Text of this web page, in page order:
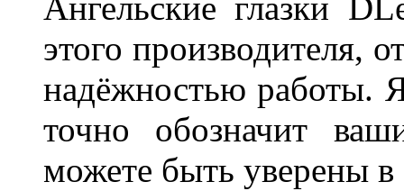
этого производителя,
надёжностью работы.
точно обозначит
можете быть уверены